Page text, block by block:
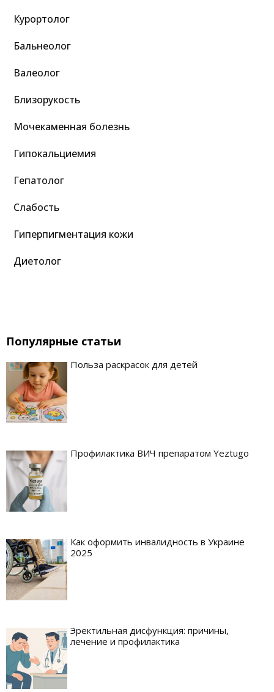
Курортолог
Бальнеолог
Валеолог
Близорукость
Мочекаменная болезнь
Гипокальциемия
Гепатолог
Слабость
Гиперпигментация кожи
Диетолог
Популярные статьи
Польза раскрасок для детей
Профилактика ВИЧ препаратом Yeztugo
Как оформить инвалидность в Украине
2025
Эректильная дисфункция: причины,
лечение и профилактика